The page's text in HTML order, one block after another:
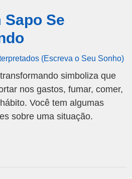
Se
(Escreva o Seu Sonho)
simboliza que
nos gastos, fumar, comer,
Você tem algumas
sobre uma situação.